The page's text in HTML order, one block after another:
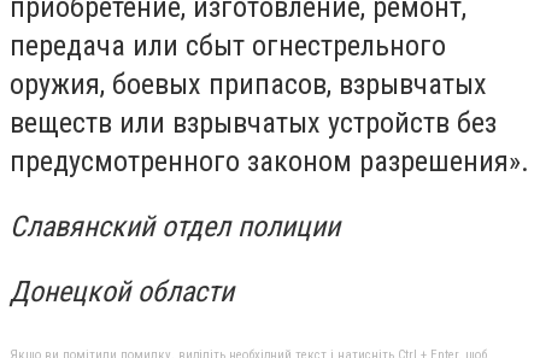
приобретение, изготовление, ремонт,
передача или сбыт огнестрельного
оружия, боевых припасов, взрывчатых
веществ или взрывчатых устройств без
предусмотренного законом разрешения».
Славянский отдел полиции
Донецкой области